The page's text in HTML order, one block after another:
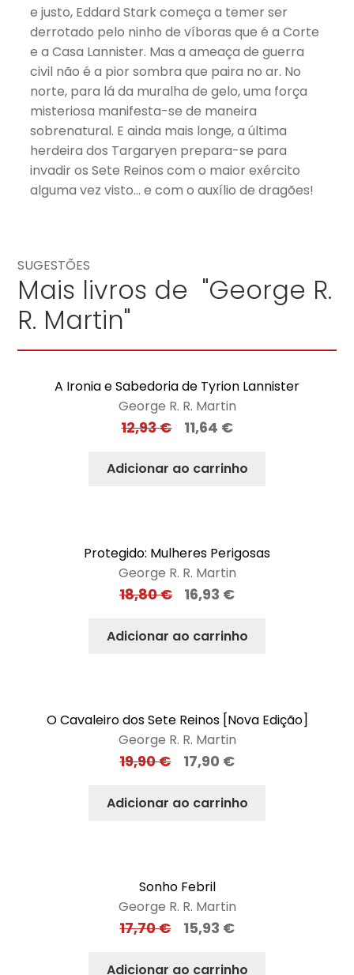
e justo, Eddard Stark começa a temer ser
derrotado pelo ninho de víboras que é a Corte
e a Casa Lannister. Mas a ameaça de guerra
civil não é a pior sombra que paira no ar. No
norte, para lá da muralha de gelo, uma força
misteriosa manifesta-se de maneira
sobrenatural. E ainda mais longe, a última
herdeira dos Targaryen prepara-se para
invadir os Sete Reinos com o maior exército
alguma vez visto… e com o auxílio de dragões!
SUGESTÕES
Mais livros de "George R.
R. Martin"
A Ironia e Sabedoria de Tyrion Lannister
George R. R. Martin
12,93€ 11,64 €
Adicionar ao carrinho
Protegido: Mulheres Perigosas
George R. R. Martin
18,80€ 16,93 €
Adicionar ao carrinho
O Cavaleiro dos Sete Reinos [Nova Edição]
George R. R. Martin
19,90€ 17,90 €
Adicionar ao carrinho
Sonho Febril
George R. R. Martin
17,70€ 15,93 €
Adicionar ao carrinho